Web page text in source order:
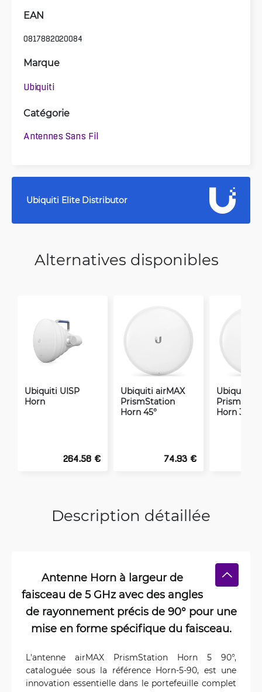
EAN
0817882020084
Marque
Ubiquiti
Catégorie
Antennes Sans Fil
Ubiquiti Elite Distributor
Alternatives disponibles
Ubiquiti UISP
Horn
264.58 €
Ubiquiti airMAX
PrismStation
Horn 45°
74.93 €
Ubiquiti
Horn 30°
Description détaillée
Antenne Horn à largeur de
faisceau de 5 GHz avec des angles
de rayonnement précis de 90° pour une
mise en forme spécifique du faisceau.
L'antenne airMAX PrismStation Horn 5 90°,
cataloguée sous la référence Horn-5-90, est une
innovation essentielle dans le portefeuille complet